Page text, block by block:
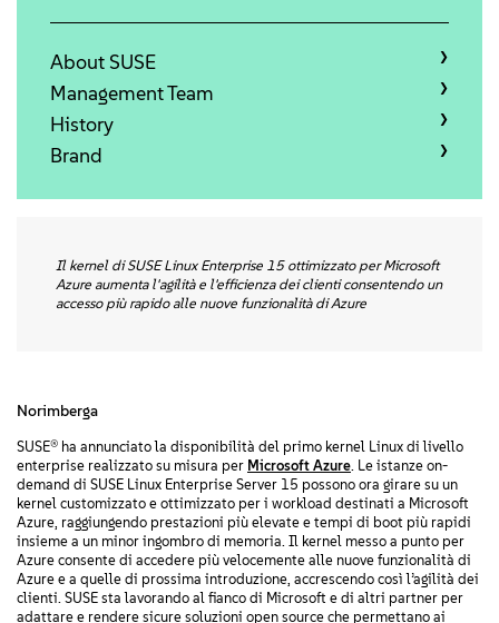
Free Downloads
Il kernel di SUSE Linux Enterprise 15 ottimizzato per Microsoft
Azure aumenta l'agilità e l'efficienza dei clienti consentendo un
accesso più rapido alle nuove funzionalità di Azure
Norimberga
SUSE® ha annunciato la disponibilità del primo kernel Linux di livello
enterprise realizzato su misura per Microsoft Azure. Le istanze on-
demand di SUSE Linux Enterprise Server 15 possono ora girare su un
kernel customizzato e ottimizzato per i workload destinati a Microsoft
Azure, raggiungendo prestazioni più elevate e tempi di boot più rapidi
insieme a un minor ingombro di memoria. Il kernel messo a punto per
Azure consente di accedere più velocemente alle nuove funzionalità di
Azure e a quelle di prossima introduzione, accrescendo così l’agilità dei
clienti. SUSE sta lavorando al fianco di Microsoft e di altri partner per
adattare e rendere sicure soluzioni open source che permettano ai
About SUSE
Management Team
History
Brand